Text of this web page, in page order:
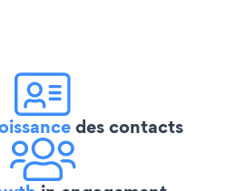
des contacts